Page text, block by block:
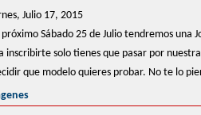
Julio 17, 2015
próximo Sábado 25 de Julio tendremos una
inscribirte solo tienes que pasar por
que modelo quieres probar. No te lo